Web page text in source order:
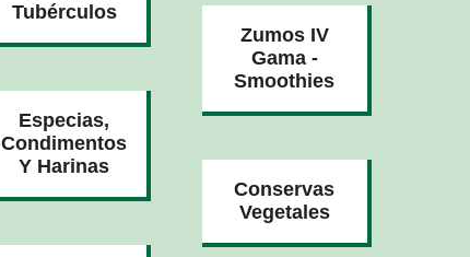
Tubérculos
Especias,
Condimentos
Y Harinas
Zumos IV
Gama -
Smoothies
Conservas
Vegetales